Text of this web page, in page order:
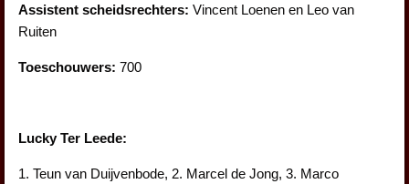
Assistent scheidsrechters: Vincent Loenen en Leo van
Ruiten
Toeschouwers: 700
Lucky Ter Leede:
1. Teun van Duijvenbode, 2. Marcel de Jong, 3. Marco